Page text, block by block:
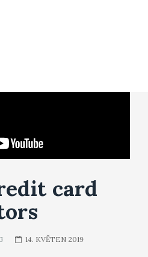
card
14. KVĚTEN 2019